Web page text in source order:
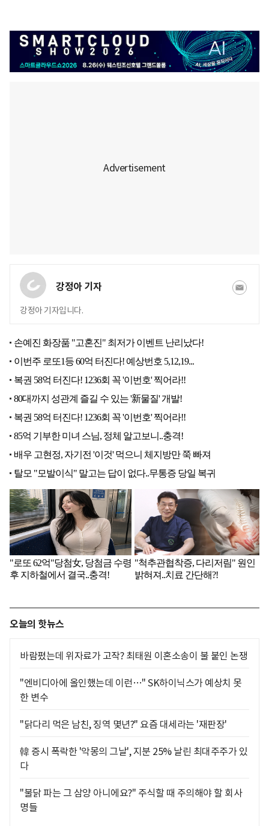
강정아 기자
강정아 기자입니다.
오늘의 핫뉴스
바람폈는데 위자료가 고작? 최태원 이혼소송이 불 붙인 논쟁
"엔비디아에 올인했는데 이런…" SK하이닉스가 예상치 못
한 변수
"닭다리 먹은 남친, 징역 몇년?" 요즘 대세라는 '재판장'
韓 증시 폭락한 '악몽의 그날', 지분 25% 날린 최대주주가 있
다
"불닭 파는 그 삼양 아니에요?" 주식할 때 주의해야 할 회사
명들